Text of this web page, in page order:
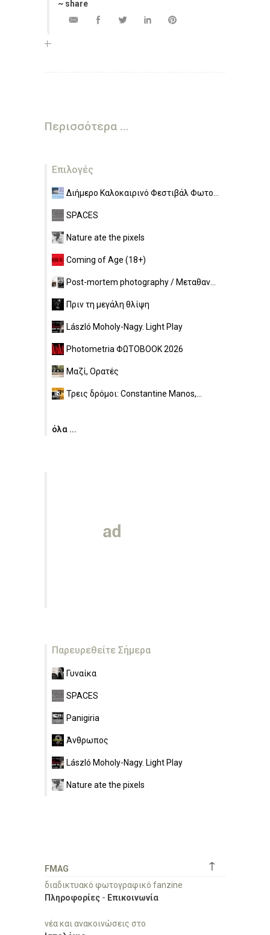
~ share
Περισσότερα ...
Επιλογές
Διήμερο Καλοκαιρινό Φεστιβάλ Φωτο...
SPACES
Nature ate the pixels
Coming of Age (18+)
Post-mortem photography / Μεταθαν...
Πριν τη μεγάλη θλίψη
László Moholy-Nagy. Light Play
Photometria ΦΩΤΟBOOK 2026
Μαζί, Ορατές
Τρεις δρόμοι: Constantine Manos,...
όλα ...
Παρευρεθείτε Σήμερα
Γυναίκα
SPACES
Panigiria
Άνθρωπος
László Moholy-Nagy. Light Play
Nature ate the pixels
↑
FMAG
διαδικτυακό φωτογραφικό fanzine
Πληροφορίες - Επικοινωνία
νέα και ανακοινώσεις στο